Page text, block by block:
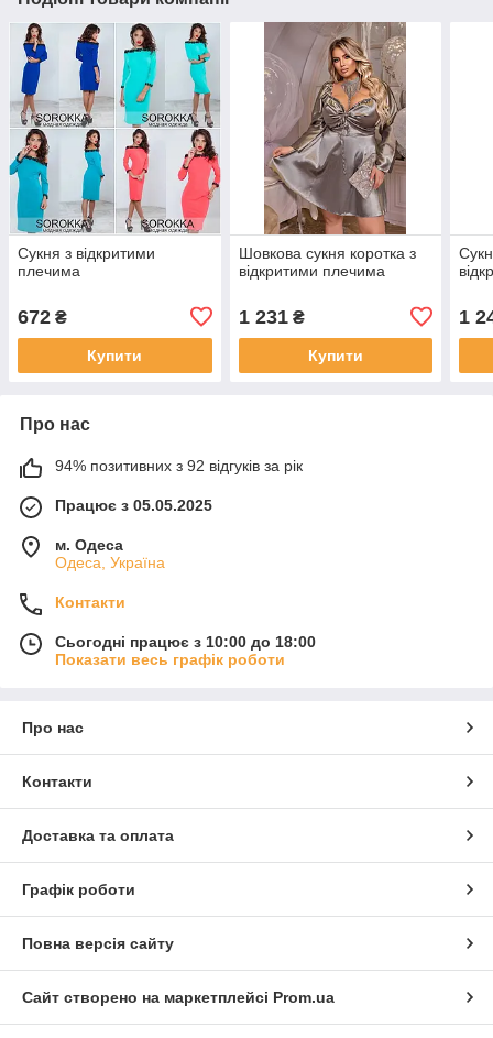
Сукня з відкритими
плечима
672 ₴
Купити
Шовкова сукня коротка з
відкритими плечима
1 231₴
Купити
1
Про нас
94% позитивних з 92 відгуків за рік
Працює з 05.05.2025
м. Одеса
Одеса, Україна
Контакти
Сьогодні працює з 10:00 до 18:00
Показати весь графік роботи
Про нас
Контакти
Доставка та оплата
Графік роботи
Повна версія сайту
Сайт створено на маркетплейсі Prom.ua